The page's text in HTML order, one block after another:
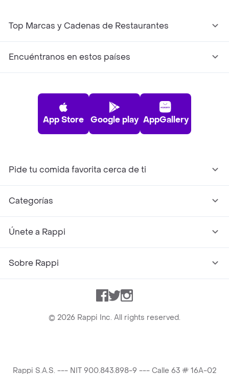
Top Marcas y Cadenas de Restaurantes
Encuéntranos en estos países
App Store Google play AppGallery
Pide tu comida favorita cerca de ti
Categorías
Únete a Rappi
Sobre Rappi
Facebook
TwitterInstagram
© 2026 Rappi Inc. All rights reserved.
Rappi S.A.S. --- NIT 900.843.898-9 --- Calle 63 # 16A-02